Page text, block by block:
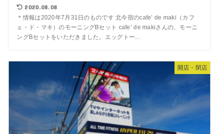
2020.08.08
＊情報は2020年7月31日のものです 北今宿のcafe’ de maki（カフ
ェ・ド・マキ）のモーニングBセット cafe’ de makiさんの、モーニ
ングBセットをいただきました。エッグトー...
開店・閉店